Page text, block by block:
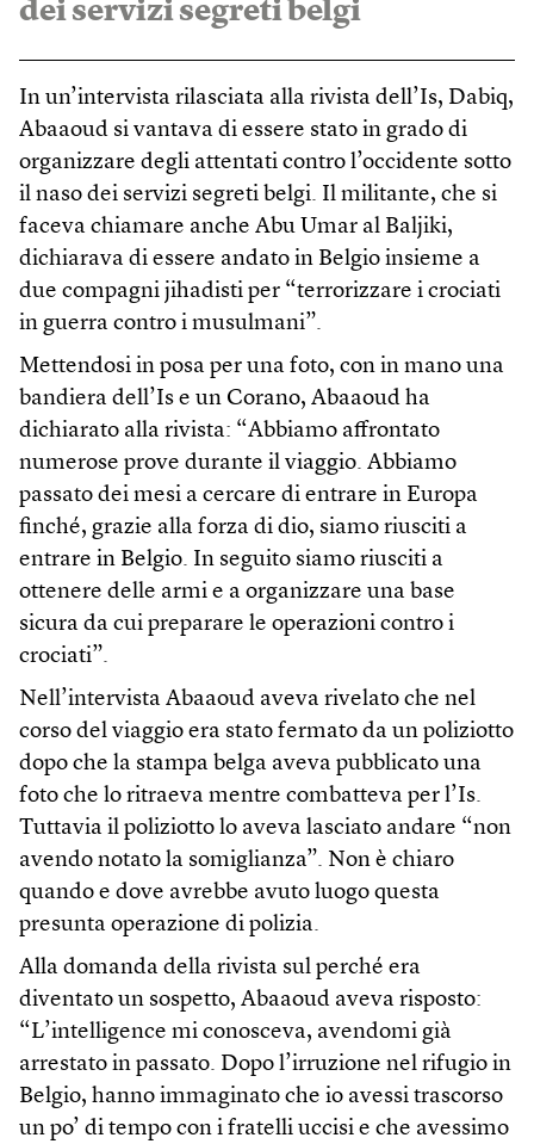
dei servizi segreti belgi
In un’intervista rilasciata alla rivista dell’Is, Dabiq,
Abaaoud si vantava di essere stato in grado di
organizzare degli attentati contro l’occidente sotto
il naso dei servizi segreti belgi. Il militante, che si
faceva chiamare anche Abu Umar al Baljiki,
dichiarava di essere andato in Belgio insieme a
due compagni jihadisti per “terrorizzare i crociati
in guerra contro i musulmani”.
Mettendosi in posa per una foto, con in mano una
bandiera dell’Is e un Corano, Abaaoud ha
dichiarato alla rivista: “Abbiamo affrontato
numerose prove durante il viaggio. Abbiamo
passato dei mesi a cercare di entrare in Europa
finché, grazie alla forza di dio, siamo riusciti a
entrare in Belgio. In seguito siamo riusciti a
ottenere delle armi e a organizzare una base
sicura da cui preparare le operazioni contro i
crociati”.
Nell’intervista Abaaoud aveva rivelato che nel
corso del viaggio era stato fermato da un poliziotto
dopo che la stampa belga aveva pubblicato una
foto che lo ritraeva mentre combatteva per l’Is.
Tuttavia il poliziotto lo aveva lasciato andare “non
avendo notato la somiglianza”. Non è chiaro
quando e dove avrebbe avuto luogo questa
presunta operazione di polizia.
Alla domanda della rivista sul perché era
diventato un sospetto, Abaaoud aveva risposto:
“L’intelligence mi conosceva, avendomi già
arrestato in passato. Dopo l’irruzione nel rifugio in
Belgio, hanno immaginato che io avessi trascorso
un po’ di tempo con i fratelli uccisi e che avessimo